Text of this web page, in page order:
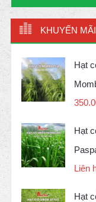
KHUYẾN MÃI
Hạt
Hạt
Liên
Hạt